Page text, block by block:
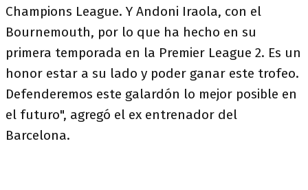
Champions League. Y Andoni Iraola, con el
Bournemouth, por lo que ha hecho en su
primera temporada en la Premier League 2. Es un
honor estar a su lado y poder ganar este trofeo.
Defenderemos este galardón lo mejor posible en
el futuro", agregó el ex entrenador del
Barcelona.